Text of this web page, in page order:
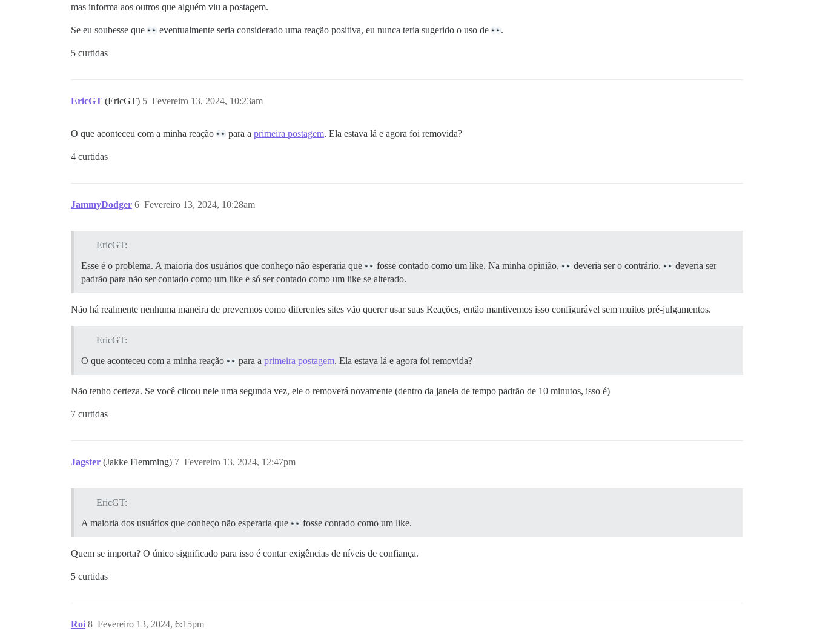
mas informa aos outros que alguém viu a postagem.
Se eu soubesse que eventualmente seria considerado uma reação positiva, eu nunca teria sugerido o uso de .
5 curtidas
EricGT (EricGT) Fevereiro 13, 2024, 10:23am
5
O que aconteceu com a minha reação para a primeira postagem. Ela estava lá e agora foi removida?
4 curtidas
JammyDodger Fevereiro 13, 2024, 10:28am
6
EricGT:
Esse é o problema. A maioria dos usuários que conheço não esperaria que
fosse contado como um like. Na minha opinião, deveria ser o contrário.
deveria ser
padrão para não ser contado como um like e só ser contado como um like se alterado.
Não há realmente nenhuma maneira de prevermos como diferentes sites vão querer usar suas Reações, então mantivemos isso configurável sem muitos pré-julgamentos.
EricGT:
O que aconteceu com a minha reação
para a primeira postagem. Ela estava lá e agora foi removida?
Não tenho certeza. Se você clicou nele uma segunda vez, ele o removerá novamente (dentro da janela de tempo padrão de 10 minutos, isso é)
7 curtidas
Jagster (Jakke Flemming) Fevereiro 13, 2024, 12:47pm
7
EricGT:
A maioria dos usuários que conheço não esperaria que
fosse contado como um like.
Quem se importa? O único significado para isso é contar exigências de níveis de confiança.
5 curtidas
Roi Fevereiro 13, 2024, 6:15pm
8